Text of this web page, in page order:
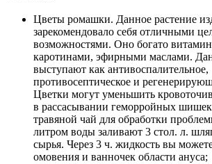
Цветы ромашки. Данное растение
зарекомендовало себя отличными
возможностями. Оно богато
каротинами, эфирными маслами.
выступают как антивоспалительное,
противосептическое и
Цветки могут уменьшить
в рассасывании геморройных
травяной чай для обработки
литром воды заливают 3 стол. л.
сырья. Через 3 ч. жидкость вы
омовения и ванночек области ануса;